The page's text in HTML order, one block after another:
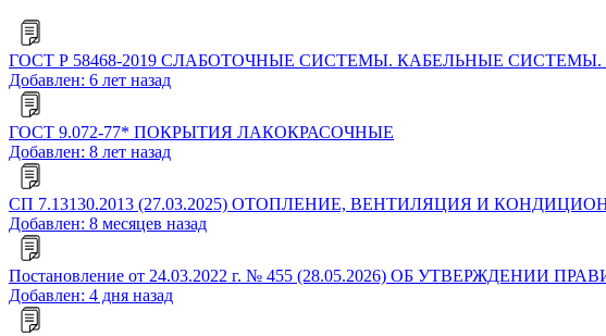
ГОСТ Р 58468-2019 СЛАБОТОЧНЫЕ СИСТЕМЫ. КАБЕЛЬНЫЕ
Добавлен: 6 лет назад
ГОСТ 9.072-77* ПОКРЫТИЯ ЛАКОКРАСОЧНЫЕ
Добавлен: 8 лет назад
СП 7.13130.2013 (27.03.2025) ОТОПЛЕНИЕ, ВЕНТИЛЯЦИЯ И
Добавлен: 8 месяцев назад
Постановление от 24.03.2022 г. № 455 (28.05.2026) ОБ
Добавлен: 4 дня назад